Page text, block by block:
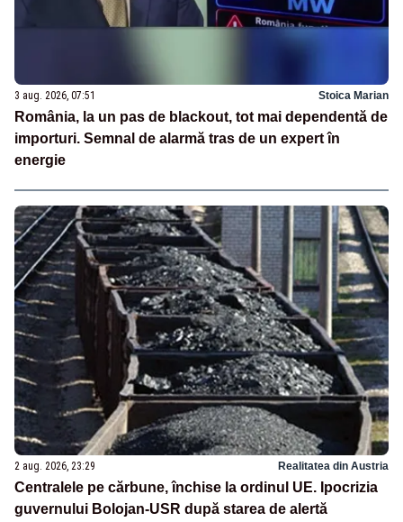
3 aug. 2026, 07:51 Stoica Marian
România, la un pas de blackout, tot mai dependentă de
importuri. Semnal de alarmă tras de un expert în
energie
2 aug. 2026, 23:29 Realitatea din Austria
Centralele pe cărbune, închise la ordinul UE. Ipocrizia
guvernului Bolojan-USR după starea de alertă